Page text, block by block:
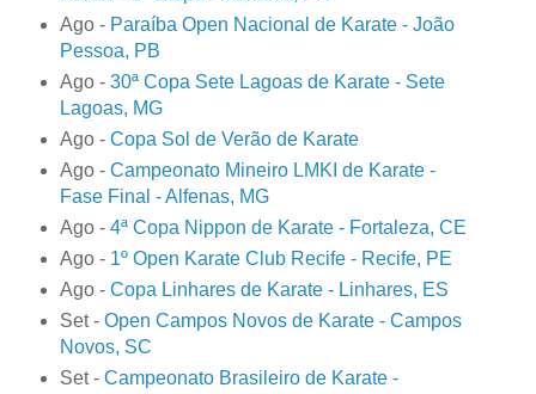
Ago - Paraíba Open Nacional de Karate - João
Pessoa, PB
Ago - 30ª Copa Sete Lagoas de Karate - Sete
Lagoas, MG
Ago - Copa Sol de Verão de Karate
Ago - Campeonato Mineiro LMKI de Karate -
Fase Final - Alfenas, MG
Ago - 4ª Copa Nippon de Karate - Fortaleza, CE
Ago - 1º Open Karate Club Recife - Recife, PE
Ago - Copa Linhares de Karate - Linhares, ES
Set - Open Campos Novos de Karate - Campos
Novos, SC
Set - Campeonato Brasileiro de Karate -